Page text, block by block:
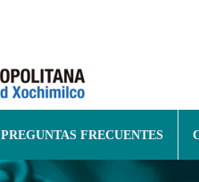
PREGUNTAS FRECUENTES